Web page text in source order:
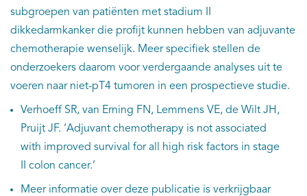
subgroepen van patiënten met stadium II
dikkedarmkanker die profijt kunnen hebben van adjuvante
chemotherapie wenselijk. Meer specifiek stellen de
onderzoekers daarom voor verdergaande analyses uit te
voeren naar niet-pT4 tumoren in een prospectieve studie.
Verhoeff SR, van Erning FN, Lemmens VE, de Wilt JH,
Pruijt JF. ‘Adjuvant chemotherapy is not associated
with improved survival for all high risk factors in stage
II colon cancer.’
Meer informatie over deze publicatie is verkrijgbaar